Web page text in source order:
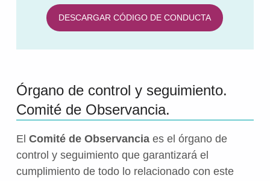
DESCARGAR CÓDIGO DE CONDUCTA
Órgano de control y seguimiento.
Comité de Observancia.
El Comité de Observanciaes el órgano de
control y seguimiento que garantizará el
cumplimiento de todo lo relacionado con este